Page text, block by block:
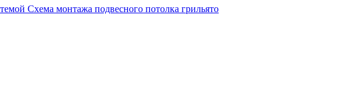
Схема монтажа подвесного потолка грильято